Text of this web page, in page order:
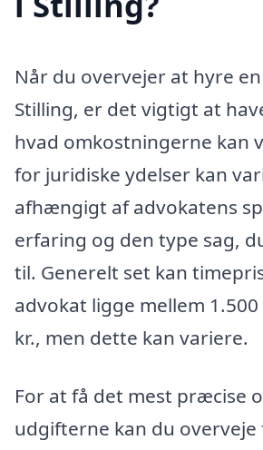
Når du overvejer at hyre
Stilling, er det vigtigt at
hvad omkostningerne kan
for juridiske ydelser kan
afhængigt af advokatens
erfaring og den type sag,
til. Generelt set kan
advokat ligge mellem 1.500
kr., men dette kan variere.
For at få det mest præcise
udgifterne kan du overveje